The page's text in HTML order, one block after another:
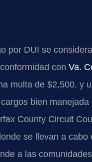
por DUI se
con Va.
multa de $2,500, y
bien
County Circuit
se llevan a
a las